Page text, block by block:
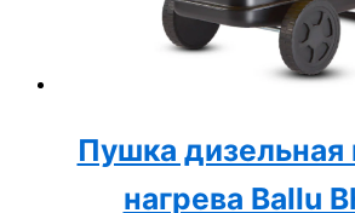
Пушка дизельная
нагрева Ballu